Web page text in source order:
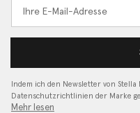
Indem ich den Newsletter von
Datenschutzrichtlinien der Marke
Mehr lesen